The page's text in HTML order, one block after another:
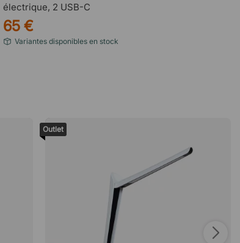
électrique, 2 USB-C
65 €
Variantes disponibles en stock
Outlet